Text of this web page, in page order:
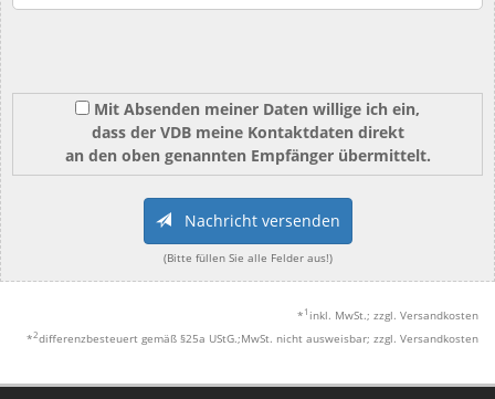
Mit Absenden meiner Daten willige ich ein,
dass der VDB meine Kontaktdaten direkt
an den oben genannten Empfänger übermittelt.
Nachricht versenden
(Bitte füllen Sie alle Felder aus!)
* 1 inkl. MwSt.; zzgl. Versandkosten
*2differenzbesteuert gemäß §25a UStG.;MwSt. nicht ausweisbar; zzgl. Versandkosten